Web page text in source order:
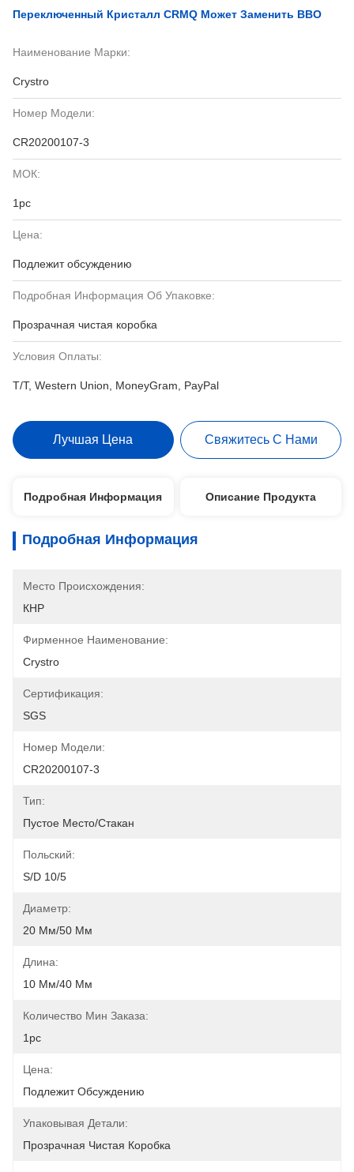
Переключенный Кристалл CRMQ Может Заменить BBO
Наименование Марки:
Crystro
Номер Модели:
CR20200107-3
МОК:
1pc
Цена:
Подлежит обсуждению
Подробная Информация Об Упаковке:
Прозрачная чистая коробка
Условия Оплаты:
T/T, Western Union, MoneyGram, PayPal
Лучшая Цена Свяжитесь С Нами
Подробная Информация Описание Продукта
Подробная Информация
Место Происхождения:
КНР
Фирменное Наименование:
Crystro
Сертификация:
SGS
Номер Модели:
CR20200107-3
Тип:
Пустое Место/Стакан
Польский:
S/D 10/5
Диаметр:
20 Мм/50 Мм
Длина:
10 Мм/40 Мм
Количество Мин Заказа:
1pc
Цена:
Подлежит Обсуждению
Упаковывая Детали:
Прозрачная Чистая Коробка